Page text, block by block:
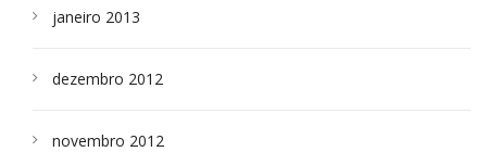
janeiro 2013
dezembro 2012
novembro 2012